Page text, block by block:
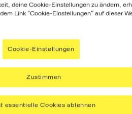
Vorspeise Dessert
deine Cookie-Einstellungen zu ändern,
Link "Cookie-Einstellungen" auf dieser
Cookie-Einstellungen
essentielle Cookies ablehnen
Zustimmen